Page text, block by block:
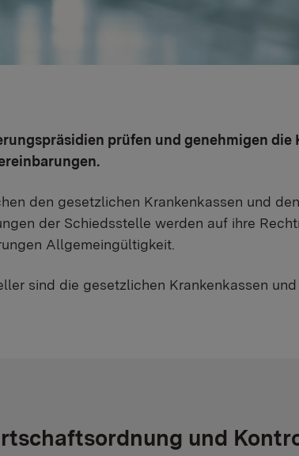
prüfen und genehmigen
den gesetzlichen Krankenkassen und
der Schiedsstelle werden auf ihre
Allgemeingültigkeit.
sind die gesetzlichen Krankenkassen
und